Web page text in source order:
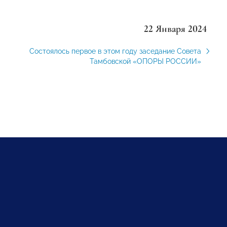
22 Января 2024
Состоялось первое в этом году заседание Совета
Тамбовской «ОПОРЫ РОССИИ»